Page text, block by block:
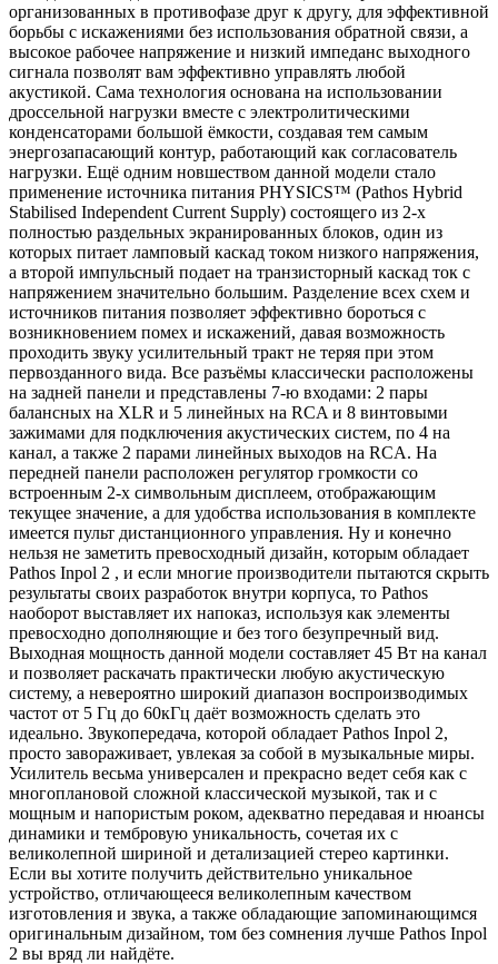
организованных в противофазе друг к другу, для эффективной
борьбы с искажениями без использования обратной связи, а
высокое рабочее напряжение и низкий импеданс выходного
сигнала позволят вам эффективно управлять любой
акустикой. Сама технология основана на использовании
дроссельной нагрузки вместе с электролитическими
конденсаторами большой ёмкости, создавая тем самым
энергозапасающий контур, работающий как согласователь
нагрузки. Ещё одним новшеством данной модели стало
применение источника питания PHYSICS™ (Pathos Hybrid
Stabilised Independent Current Supply) состоящего из 2-х
полностью раздельных экранированных блоков, один из
которых питает ламповый каскад током низкого напряжения,
а второй импульсный подает на транзисторный каскад ток с
напряжением значительно большим. Разделение всех схем и
источников питания позволяет эффективно бороться с
возникновением помех и искажений, давая возможность
проходить звуку усилительный тракт не теряя при этом
первозданного вида. Все разъёмы классически расположены
на задней панели и представлены 7-ю входами: 2 пары
балансных на XLR и 5 линейных на RCA и 8 винтовыми
зажимами для подключения акустических систем, по 4 на
канал, а также 2 парами линейных выходов на RCA. На
передней панели расположен регулятор громкости со
встроенным 2-х символьным дисплеем, отображающим
текущее значение, а для удобства использования в комплекте
имеется пульт дистанционного управления. Ну и конечно
нельзя не заметить превосходный дизайн, которым обладает
Pathos Inpol 2 , и если многие производители пытаются скрыть
результаты своих разработок внутри корпуса, то Pathos
наоборот выставляет их напоказ, используя как элементы
превосходно дополняющие и без того безупречный вид.
Выходная мощность данной модели составляет 45 Вт на канал
и позволяет раскачать практически любую акустическую
систему, а невероятно широкий диапазон воспроизводимых
частот от 5 Гц до 60кГц даёт возможность сделать это
идеально. Звукопередача, которой обладает Pathos Inpol 2,
просто завораживает, увлекая за собой в музыкальные миры.
Усилитель весьма универсален и прекрасно ведет себя как с
многоплановой сложной классической музыкой, так и с
мощным и напористым роком, адекватно передавая и нюансы
динамики и тембровую уникальность, сочетая их с
великолепной шириной и детализацией стерео картинки.
Если вы хотите получить действительно уникальное
устройство, отличающееся великолепным качеством
изготовления и звука, а также обладающие запоминающимся
оригинальным дизайном, том без сомнения лучше Pathos Inpol
2 вы вряд ли найдёте.